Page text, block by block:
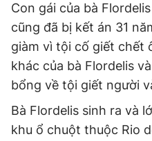
Con gái của bà
cũng đã bị kết án 31
giàm vì tội cố giết chết
khác của bà Flordelis
bổng về tội giết người
Bà Flordelis sinh ra và
khu ổ chuột thuộc Rio